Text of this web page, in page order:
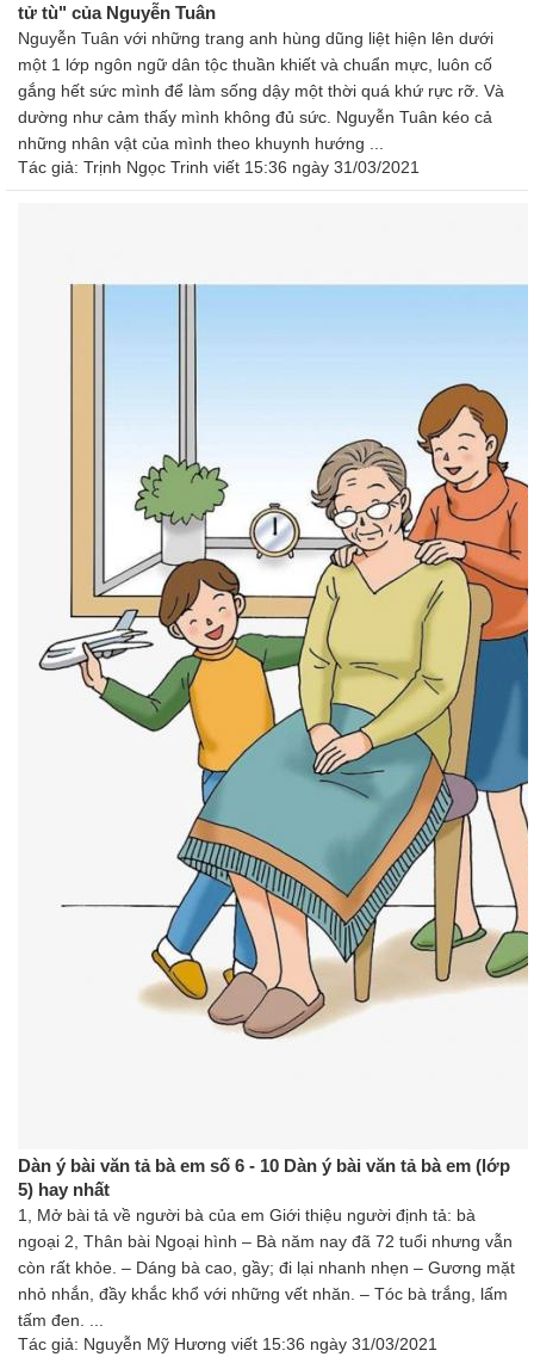
tử tù" của Nguyễn Tuân
Nguyễn Tuân với những trang anh hùng dũng liệt hiện lên dưới
một 1 lớp ngôn ngữ dân tộc thuần khiết và chuẩn mực, luôn cố
gắng hết sức mình để làm sống dậy một thời quá khứ rực rỡ. Và
dường như cảm thấy mình không đủ sức. Nguyễn Tuân kéo cả
những nhân vật của mình theo khuynh hướng ...
Tác giả: Trịnh Ngọc Trinh viết 15:36 ngày 31/03/2021
Dàn ý bài văn tả bà em số 6 - 10 Dàn ý bài văn tả bà em (lớp
5) hay nhất
1, Mở bài tả về người bà của em Giới thiệu người định tả: bà
ngoại 2, Thân bài Ngoại hình – Bà năm nay đã 72 tuổi nhưng vẫn
còn rất khỏe. – Dáng bà cao, gầy; đi lại nhanh nhẹn – Gương mặt
nhỏ nhắn, đầy khắc khổ với những vết nhăn. – Tóc bà trắng, lấm
tấm đen. ...
Tác giả: Nguyễn Mỹ Hương viết 15:36 ngày 31/03/2021